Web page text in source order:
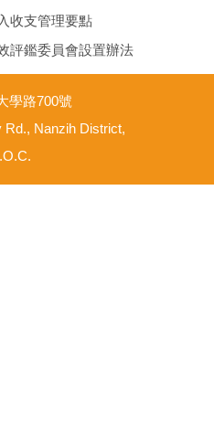
收支管理要點
評鑑委員會設置辦法
學路700號
Rd., Nanzih District,